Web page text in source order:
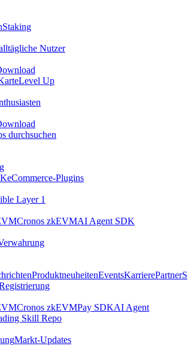
Staking
Nutzer
Level Up
durchsuchen
eCommerce-Plugins
Layer 1
Cronos zkEVMAI Agent SDK
ProduktneuheitenEventsKarrierePartnerS
Cronos zkEVMPay SDKAI Agent
Skill Repo
Markt-Updates